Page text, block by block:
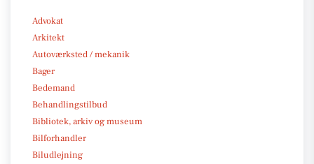
Advokat
Arkitekt
Autoværksted / mekanik
Bager
Bedemand
Behandlingstilbud
Bibliotek, arkiv og museum
Bilforhandler
Biludlejning